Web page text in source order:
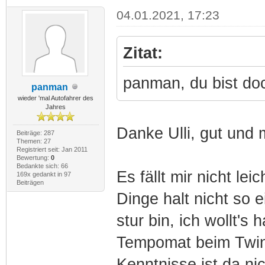
panman
wieder 'mal Autofahrer des
Jahres
Beiträge: 287
Themen: 27
Registriert seit: Jan 2011
Bewertung: 0
Bedankte sich: 66
169x gedankt in 97
Beiträgen
04.01.2021, 17:23
Zitat:
panman, du bist
Danke Ulli, gut und
Es fällt mir nicht
Dinge halt nicht so
stur bin, ich wollt's
Tempomat beim